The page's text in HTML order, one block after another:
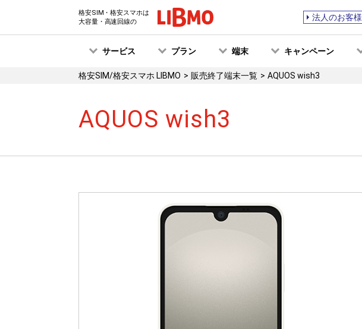
格安SIM・格安スマホは
大容量・高速回線の
法人のお客様
サービス プラン 端末 キャンペーン
格安SIM/格安スマホ LIBMO 販売終了端末一覧 AQUOS wish3
AQUOS wish3